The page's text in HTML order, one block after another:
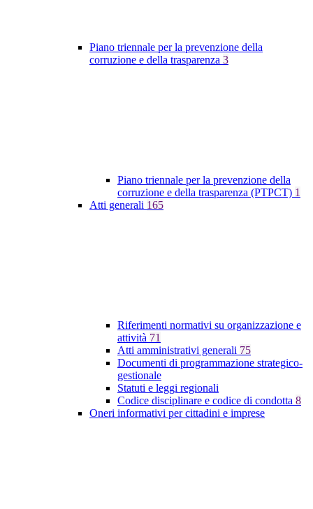
Piano triennale per la prevenzione della
corruzione e della trasparenza 3
Piano triennale per la prevenzione della
corruzione e della trasparenza (PTPCT) 1
Atti generali 165
Riferimenti normativi su organizzazione e
attività 71
Atti amministrativi generali 75
Documenti di programmazione strategico-
gestionale
Statuti e leggi regionali
Codice disciplinare e codice di condotta 8
Oneri informativi per cittadini e imprese